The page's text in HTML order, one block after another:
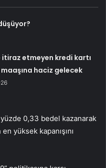
itiraz etmeyen kredi kartı
haciz gelecek
0,33 bedel kazanarak
yüksek kapanışını